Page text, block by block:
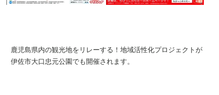
鹿児島県内の観光地をリレーする！地域活性化プロジェクトが
伊佐市大口忠元公園でも開催されます。